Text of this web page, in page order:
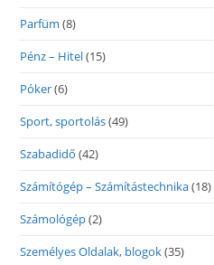
Parfüm (8)
Pénz – Hitel(15)
Póker(6)
Sport, sportolás(49)
Szabadidő (42)
Számítógép – Számítástechnika(18)
Számológép(2)
Személyes Oldalak, blogok(35)